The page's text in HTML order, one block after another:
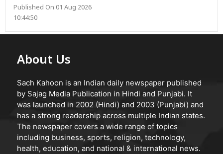
Published On 01 Aug 2026
10:44:50
About Us
Sach Kahoon is an Indian daily newspaper published
by Sajag Media Publication in Hindi and Punjabi. It
was launched in 2002 (Hindi) and 2003 (Punjabi) and
has a strong readership across multiple Indian states.
The newspaper covers a wide range of topics
including business, sports, religion, technology,
health, education, and national & international news.